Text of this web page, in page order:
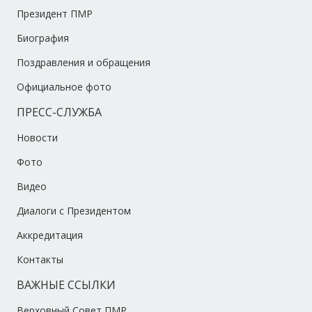
Президент ПМР
Биография
Поздравления и обращения
Официальное фото
ПРЕСС-СЛУЖБА
Новости
Фото
Видео
Диалоги с Президентом
Аккредитация
Контакты
ВАЖНЫЕ ССЫЛКИ